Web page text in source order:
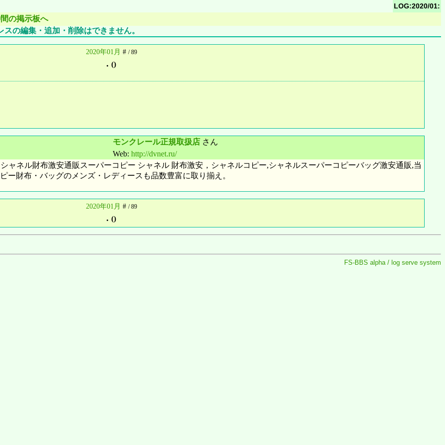
LOG:2020/01:
の掲示板へ
の編集・追加・削除はできません。
2020年01月 # / 89
. ()
モンクレール正規取扱店さん
Web: http://dvnet.ru/
ャネル財布激安通販スーパーコピー シャネル 財布激安，シャネルコピー,シャネルスーパーコピーバッグ激安通販,当
財布・バッグのメンズ・レディースも品数豊富に取り揃え。
2020年01月 # / 89
. ()
FS-BBS alpha / log serve system